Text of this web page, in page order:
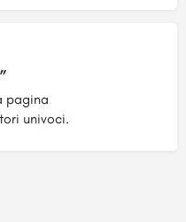
pagina
univoci.